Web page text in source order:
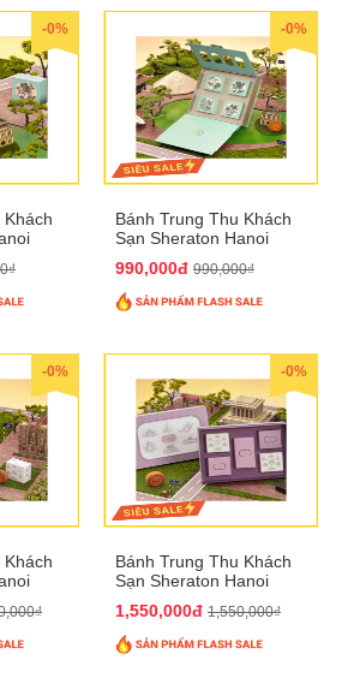
-0%
Khách
-0%
Bánh Trung Thu Khách
Sạn Sheraton Hanoi
990,000đ 990,000₫
-0%
Khách
-0%
Bánh Trung Thu Khách
Sạn Sheraton Hanoi
1,550,000đ 1,550,000₫